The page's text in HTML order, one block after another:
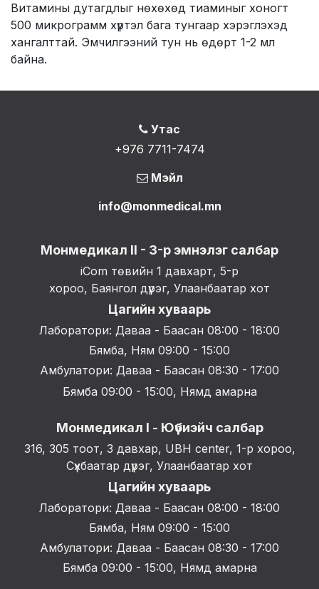
Витамины дутагдлыг нөхөхөд тиаминыг хоногт
500 микрограмм хүртэл бага тунгаар хэрэглэхэд
хангалттай. Эмчилгээний тун нь өдөрт 1-2 мл
байна.
Утас
+976 7711-7474
Мэйл
info@monmedical.mn
Монмедикал II - 3-р эмнэлэг салбар
iCom төвийн 1 давхарт, 5-р
хороо, Баянгол дүүрэг, Улаанбаатар хот
Цагийн хуваарь
Лаборатори: Даваа - Баасан 08:00 - 18:00
Бямба, Ням 09:00 - 15:00
Амбулатори: Даваа - Баасан 08:30 - 17:00
Бямба 09:00 - 15:00, Нямд амарна
Монмедикал I - Юүбиэйч салбар
316, 305 тоот, 3 давхар, UBH center, 1-р хороо,
Сүхбаатар дүүрэг, Улаанбаатар хот
Цагийн хуваарь
Лаборатори: Даваа - Баасан 08:00 - 18:00
Бямба, Ням 09:00 - 15:00
Амбулатори: Даваа - Баасан 08:30 - 17:00
Бямба 09:00 - 15:00, Нямд амарна